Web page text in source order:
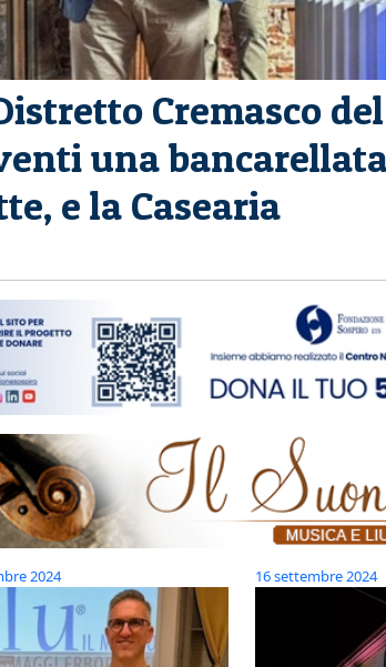
Cremasco
una
e la Casearia
2024 16 settembre 2024